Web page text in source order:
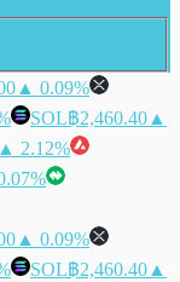
▲ 0.09%
SOL฿2,460.40 ▲
▲ 2.12%
▲ 0.09%
SOL฿2,460.40 ▲